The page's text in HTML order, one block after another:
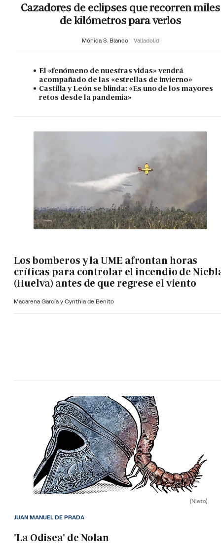
Cazadores de eclipses que recorren miles
de kilómetros para verlos
Mónica S. Blanco Valladolid
El «fenómeno de nuestras vidas» vendrá
acompañado de las «estrellas de invierno»
Castilla y León se blinda: «Es uno de los mayores
retos desde la pandemia»
Los bomberos y la UME afrontan horas
críticas para controlar el incendio de
(Huelva) antes de que regrese el viento
Macarena García y Cynthia de Benito
(Nieto)
'La Odisea' de Nolan
JUAN MANUEL DE PRADA